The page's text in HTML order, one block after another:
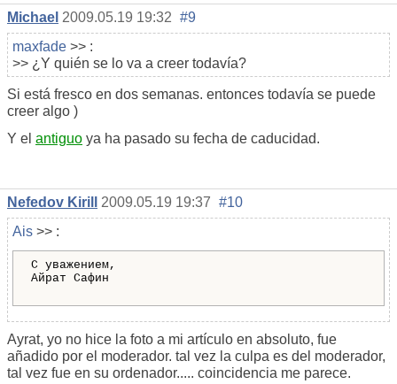
Michael 2009.05.19 19:32 #9
maxfade >> :
>> ¿Y quién se lo va a creer todavía?
Si está fresco en dos semanas. entonces todavía se puede
creer algo )
Y el antiguo ya ha pasado su fecha de caducidad.
Nefedov Kirill 2009.05.19 19:37 #10
Ais >> :
С уважением,
Айрат Сафин
Ayrat, yo no hice la foto a mi artículo en absoluto, fue
añadido por el moderador. tal vez la culpa es del moderador,
tal vez fue en su ordenador..... coincidencia me parece.